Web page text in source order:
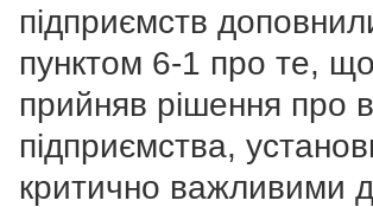
підприємств
пунктом 6-1 про те,
прийняв рішення про
підприємства,
критично важливими